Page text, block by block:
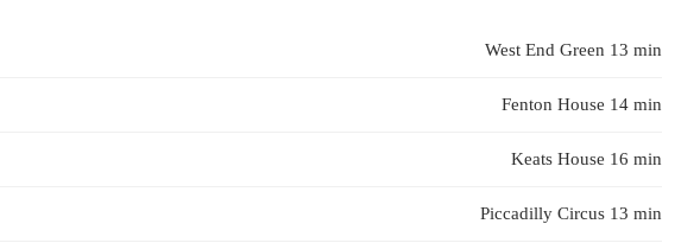
West End Green 13 min
Fenton House 14 min
Keats House 16 min
Piccadilly Circus 13 min